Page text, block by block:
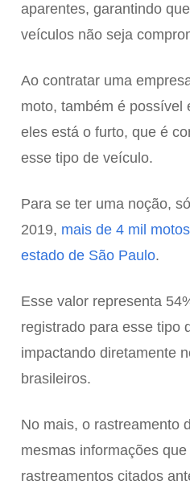
aparentes, garantindo
veículos não seja
Ao contratar uma
moto, também é possível
eles está o furto, que é
esse tipo de veículo.
Para se ter uma noção,
2019, mais de 4 mil
estado de São Paulo.
Esse valor representa
registrado para esse tipo
impactando diretamente
brasileiros.
No mais, o rastreamento
mesmas informações
rastreamentos citados